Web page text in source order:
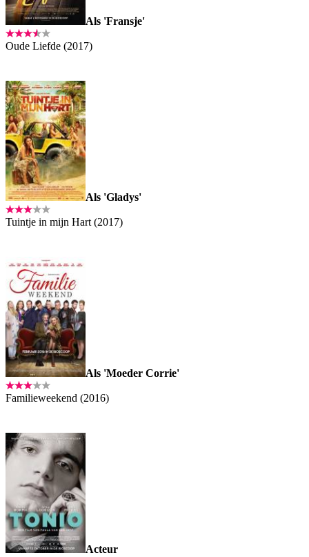
Als 'Fransje'
Oude Liefde (2017)
Als 'Gladys'
Tuintje in mijn Hart (2017)
Als 'Moeder Corrie'
Familieweekend (2016)
Acteur